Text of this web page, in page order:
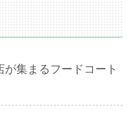
集まるフードコート